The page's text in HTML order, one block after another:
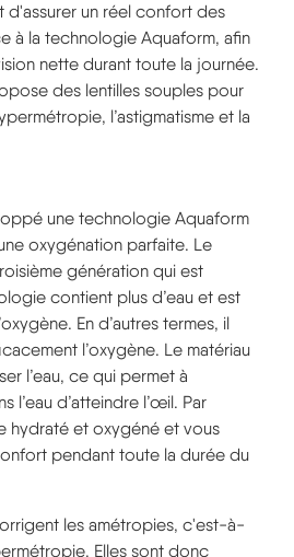
d'assurer un réel confort des
à la technologie Aquaform, afin
nette durant toute la journée.
des lentilles souples pour
l’astigmatisme et la
une technologie Aquaform
oxygénation parfaite. Le
génération qui est
contient plus d’eau et est
En d’autres termes, il
l’oxygène. Le matériau
l’eau, ce qui permet à
l’eau d’atteindre l’œil. Par
hydraté et oxygéné et vous
pendant toute la durée du
les amétropies, c'est-à-
Elles sont donc